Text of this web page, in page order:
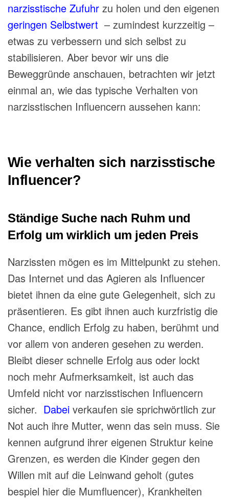
narzisstische Zufuhr zu holen und den eigenen
geringen Selbstwert – zumindest kurzzeitig –
etwas zu verbessern und sich selbst zu
stabilisieren. Aber bevor wir uns die
Beweggründe anschauen, betrachten wir jetzt
einmal an, wie das typische Verhalten von
narzisstischen Influencern aussehen kann:
Wie verhalten sich narzisstische
Influencer?
Ständige Suche nach Ruhm und
Erfolg um wirklich um jeden Preis
Narzissten mögen es im Mittelpunkt zu stehen.
Das Internet und das Agieren als Influencer
bietet ihnen da eine gute Gelegenheit, sich zu
präsentieren. Es gibt ihnen auch kurzfristig die
Chance, endlich Erfolg zu haben, berühmt und
vor allem von anderen gesehen zu werden.
Bleibt dieser schnelle Erfolg aus oder lockt
noch mehr Aufmerksamkeit, ist auch das
Umfeld nicht vor narzisstischen Influencern
sicher. Dabei verkaufen sie sprichwörtlich zur
Not auch ihre Mutter, wenn das sein muss. Sie
kennen aufgrund ihrer eigenen Struktur keine
Grenzen, es werden die Kinder gegen den
Willen mit auf die Leinwand geholt (gutes
bespiel hier die Mumfluencer), Krankheiten